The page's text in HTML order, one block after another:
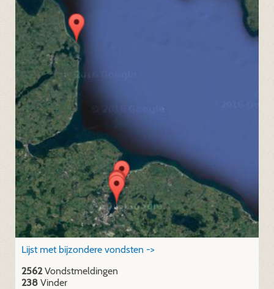
Lijst met bijzondere vondsten ->
2562Vondstmeldingen
238 Vinder